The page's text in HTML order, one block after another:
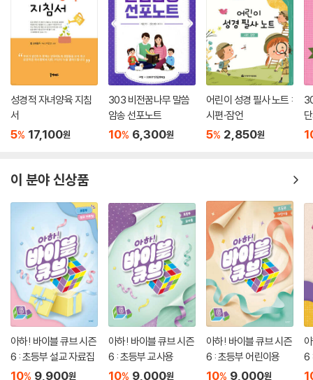
성경적 자녀양육 지침
서
5% 17,100원
303 비전꿈나무 말씀
암송 선포노트
10% 6,300원
어린이 성경 필사 노트 :
시편·잠언
5% 2,850원
이 분야 신상품
아하! 바이블 큐브 시즌
6 : 초등부 설교 자료집
10% 9,900원
아하! 바이블 큐브 시즌
6 : 초등부 교사용
10% 9,000원
아하! 바이블 큐브 시즌
6 : 초등부 어린이용
10% 9,000원
6